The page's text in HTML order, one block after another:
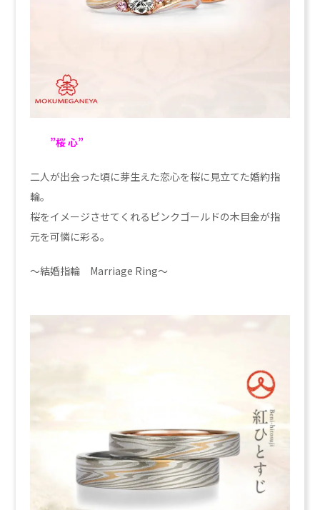
”桜 心”
二人が出会った頃に芽生えた恋心を桜に見立てた婚約指
輪。
桜をイメージさせてくれるピンクゴールドの木目金が指
元を可憐に彩る。
～結婚指輪 Marriage Ring～